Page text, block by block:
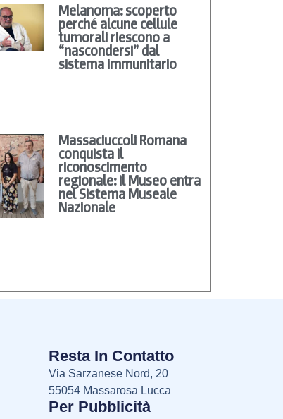
Melanoma: scoperto
perché alcune cellule
tumorali riescono a
“nascondersi” dal
sistema immunitario
Massaciuccoli Romana
conquista il
riconoscimento
regionale: il Museo entra
nel Sistema Museale
Nazionale
Resta In Contatto
Via Sarzanese Nord, 20
55054 Massarosa Lucca
Per Pubblicità